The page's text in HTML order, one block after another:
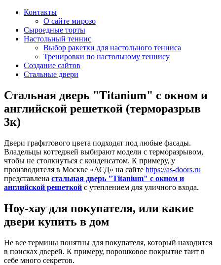
Контакты
О сайте мирозо
Сыроедные торты
Настольный теннис
Выбор ракетки для настольного тенниса
Тренировки по настольному теннису
Создание сайтов
Стальные двери
Стальная дверь "Titanium" с окном и
английской решеткой (терморазрыв
3к)
Двери графитового цвета подходят под любые фасады.
Владельцы коттеджей выбирают модели с терморазрывом,
чтобы не столкнуться с конденсатом. К примеру, у
производителя в Москве «АСД» на сайте https://as-doors.ru
представлена стальная дверь "Titanium" с окном и
английской решеткой с утеплением для уличного входа.
Ноу-хау для покупателя, или какие
двери купить в дом
Не все термины понятны для покупателя, который находится
в поисках дверей. К примеру, порошковое покрытие таит в
себе много секретов.